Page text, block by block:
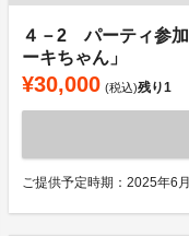
４－2 パーティ参
ーキちゃん」
¥30,000 (税込)残り1
ご提供予定時期：2025年6